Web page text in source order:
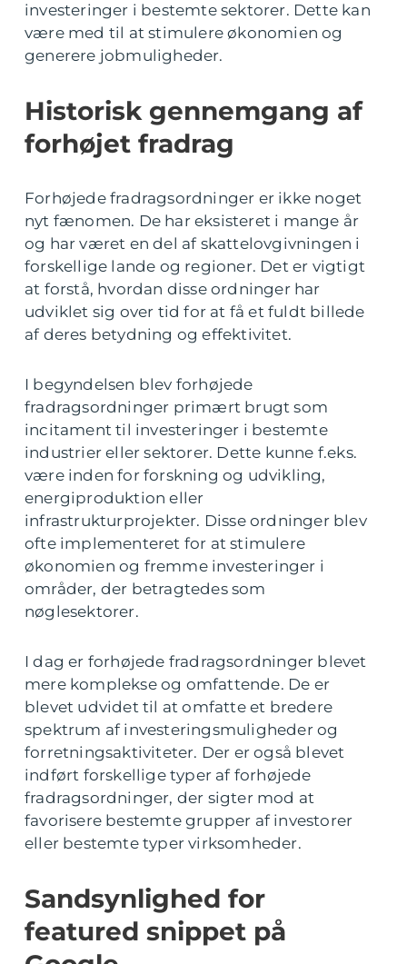
investeringer i bestemte sektorer. Dette kan
være med til at stimulere økonomien og
generere jobmuligheder.
Historisk gennemgang af
forhøjet fradrag
Forhøjede fradragsordninger er ikke noget
nyt fænomen. De har eksisteret i mange år
og har været en del af skattelovgivningen i
forskellige lande og regioner. Det er vigtigt
at forstå, hvordan disse ordninger har
udviklet sig over tid for at få et fuldt billede
af deres betydning og effektivitet.
I begyndelsen blev forhøjede
fradragsordninger primært brugt som
incitament til investeringer i bestemte
industrier eller sektorer. Dette kunne f.eks.
være inden for forskning og udvikling,
energiproduktion eller
infrastrukturprojekter. Disse ordninger blev
ofte implementeret for at stimulere
økonomien og fremme investeringer i
områder, der betragtedes som
nøglesektorer.
I dag er forhøjede fradragsordninger blevet
mere komplekse og omfattende. De er
blevet udvidet til at omfatte et bredere
spektrum af investeringsmuligheder og
forretningsaktiviteter. Der er også blevet
indført forskellige typer af forhøjede
fradragsordninger, der sigter mod at
favorisere bestemte grupper af investorer
eller bestemte typer virksomheder.
Sandsynlighed for
featured snippet på